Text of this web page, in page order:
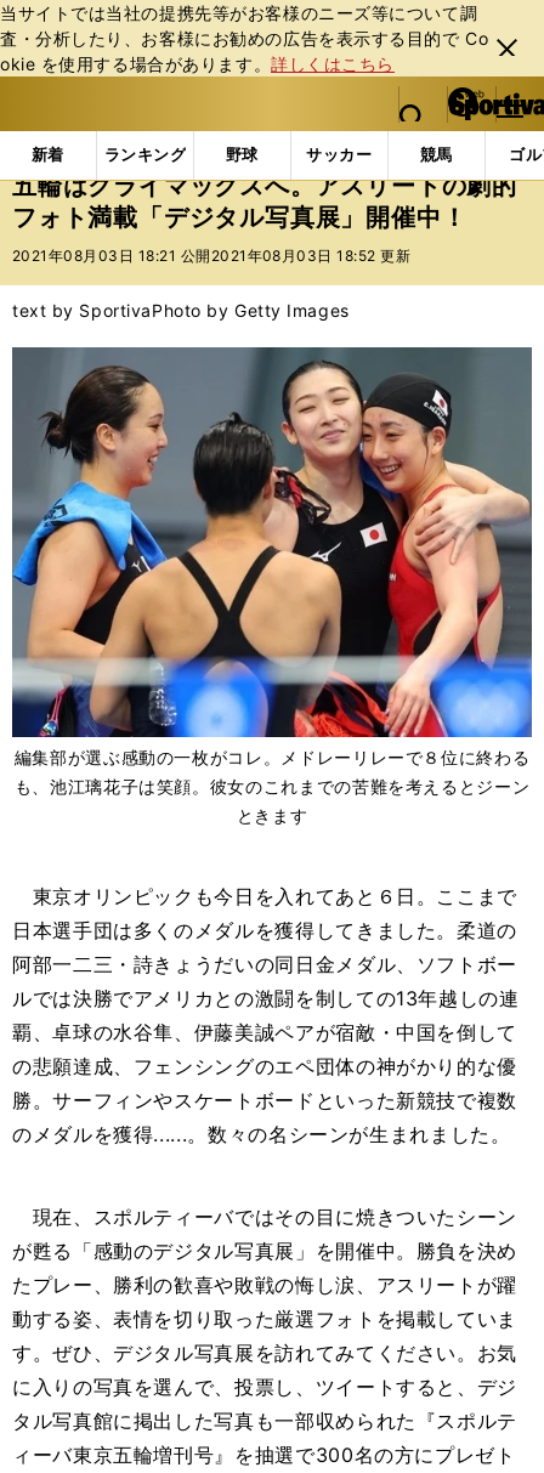
当サイトでは当社の提携先等がお客様のニーズ等について調
査・分析したり、お客様にお勧めの広告を表⽰する⽬的で Co
okie を使⽤する場合があります。詳しくはこちら
閉じ
る
web Sportiva (webスポルティーバ)
検索
マイペ
ー
ジ
メニュ
新着 ランキング 野球 サッカー 競馬 ゴ
b
ス
ポ
ル
バ
インフォメーション 五輪はクライマックスへ。アスリ
五輪はクライマックスへ。アスリートの劇的
フォト満載「デジタル写真展」開催中！
2021年08月03日 18:21 公開 2021年08月03日 18:52 更新
text by SportivaPhoto by Getty Images
編集部が選ぶ感動の一枚がコレ。メドレーリレーで８位に終わる
も、池江璃花子は笑顔。彼女のこれまでの苦難を考えるとジーン
ときます
東京オリンピックも今日を入れてあと６日。ここまで
日本選手団は多くのメダルを獲得してきました。柔道の
阿部一二三・詩きょうだいの同日金メダル、ソフトボー
ルでは決勝でアメリカとの激闘を制しての13年越しの連
覇、卓球の水谷隼、伊藤美誠ペアが宿敵・中国を倒して
の悲願達成、フェンシングのエペ団体の神がかり的な優
勝。サーフィンやスケートボードといった新競技で複数
のメダルを獲得......。数々の名シーンが生まれました。
現在、スポルティーバではその目に焼きついたシーン
が甦る「感動のデジタル写真展」を開催中。勝負を決め
たプレー、勝利の歓喜や敗戦の悔し涙、アスリートが躍
動する姿、表情を切り取った厳選フォトを掲載していま
す。ぜひ、デジタル写真展を訪れてみてください。お気
に入りの写真を選んで、投票し、ツイートすると、デジ
タル写真館に掲出した写真も一部収められた『スポルテ
ィーバ東京五輪増刊号』を抽選で300名の方にプレゼト